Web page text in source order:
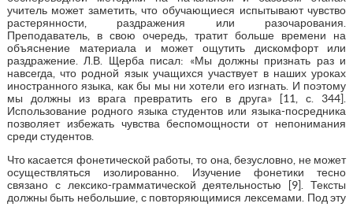
учитель может заметить, что обучающиеся испытывают чувство
растерянности, раздражения или разочарования.
Преподаватель, в свою очередь, тратит больше времени на
объяснение материала и может ощутить дискомфорт или
раздражение. Л.В. Щерба писал: «Мы должны признать раз и
навсегда, что родной язык учащихся участвует в наших уроках
иностранного языка, как бы мы ни хотели его изгнать. И поэтому
мы должны из врага превратить его в друга» [11, с. 344].
Использование родного языка студентов или языка-посредника
позволяет избежать чувства беспомощности от непонимания
среди студентов.
Что касается фонетической работы, то она, безусловно, не может
осуществляться изолированно. Изучение фонетики тесно
связано с лексико-грамматической деятельностью [9]. Тексты
должны быть небольшие, с повторяющимися лексемами. Под эту